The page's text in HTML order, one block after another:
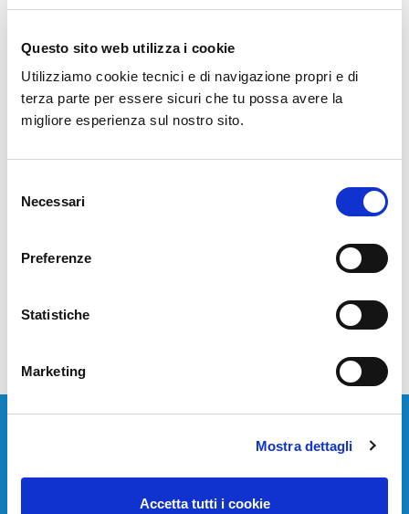
Questo sito web utilizza i cookie
Utilizziamo cookie tecnici e di navigazione propri e di
terza parte per essere sicuri che tu possa avere la
migliore esperienza sul nostro sito.
delNecessari
Preferenze
Statistiche
Marketing
Mostra dettagli
Accetta tutti i cookie
garantire continuità al proprio business. STT presenta Avaya
Spaces, una soluzione di collaboration in cloud per gestire
l'integrazione di chat, audioconferenze, videoconferenze, e
Devi installare o aggiornare i tuoi sistemi di
Contattaci per avere una consulenza gratuita.